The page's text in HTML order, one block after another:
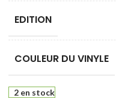
EDITION
COULEUR DU VINYLE
2 en stock